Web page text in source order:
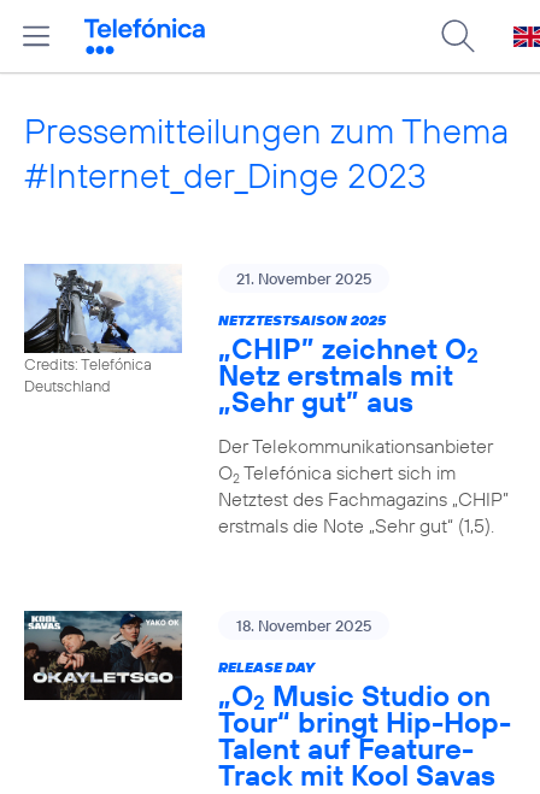
Pressemitteilungen zum Thema
#Internet_der_Dinge 2023
Credits: Telefónica
Deutschland
21. November 2025
NETZTESTSAISON 2025
„CHIP” zeichnet O2
Netz erstmals mit
„Sehr gut” aus
Der Telekommunikationsanbieter
O2Telefónica sichert sich im
Netztest des Fachmagazins „CHIP”
erstmals die Note „Sehr gut“ (1,5).
18. November 2025
RELEASE DAY
„O2 Music Studio on
Tour“ bringt Hip-Hop-
Talent auf Feature-
Track mit Kool Savas